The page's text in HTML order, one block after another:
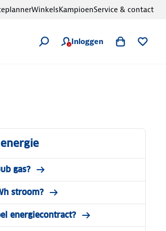
Inloggen
WinkelsKampioenService & contact
gas?
stroom?
energiecontract?